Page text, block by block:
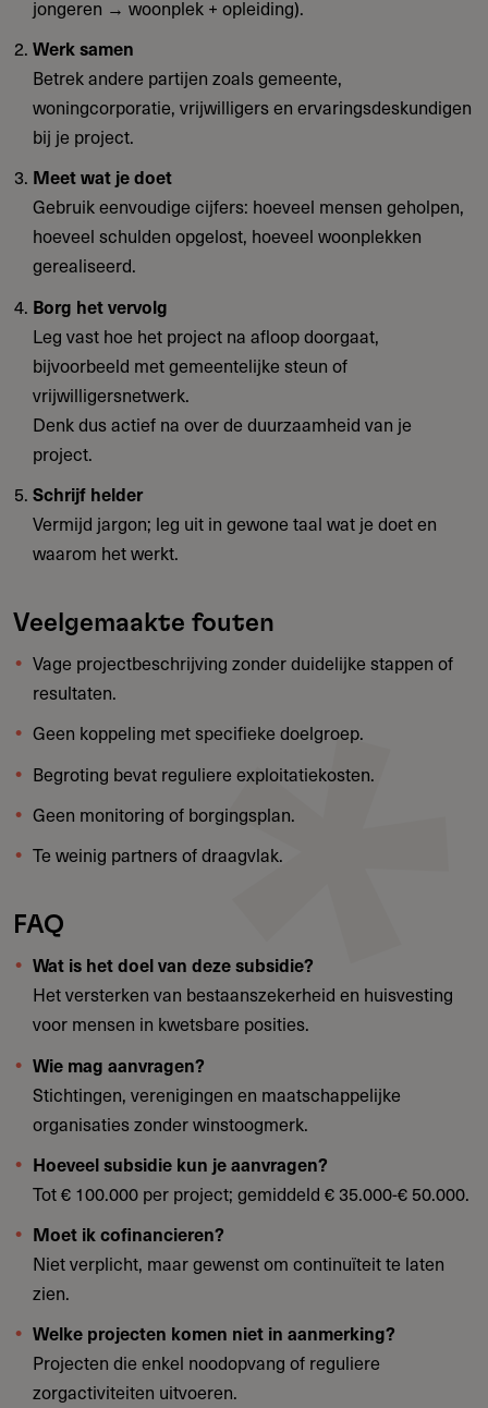
jongeren → woonplek + opleiding).
Werk samen
Betrek andere partijen zoals gemeente,
woningcorporatie, vrijwilligers en ervaringsdeskundigen
bij je project.
Meet wat je doet
Gebruik eenvoudige cijfers: hoeveel mensen geholpen,
hoeveel schulden opgelost, hoeveel woonplekken
gerealiseerd.
Borg het vervolg
Leg vast hoe het project na afloop doorgaat,
bijvoorbeeld met gemeentelijke steun of
vrijwilligersnetwerk.
Denk dus actief na over de duurzaamheid van je
project.
Schrijf helder
Vermijd jargon; leg uit in gewone taal wat je doet en
waarom het werkt.
Veelgemaakte fouten
Vage projectbeschrijving zonder duidelijke stappen of
resultaten.
Geen koppeling met specifieke doelgroep.
Begroting bevat reguliere exploitatiekosten.
Geen monitoring of borgingsplan.
Te weinig partners of draagvlak.
FAQ
Wat is het doel van deze subsidie?
Het versterken van bestaanszekerheid en huisvesting
voor mensen in kwetsbare posities.
Wie mag aanvragen?
Stichtingen, verenigingen en maatschappelijke
organisaties zonder winstoogmerk.
Hoeveel subsidie kun je aanvragen?
Tot € 100.000 per project; gemiddeld € 35.000-€ 50.000.
Moet ik cofinancieren?
Niet verplicht, maar gewenst om continuïteit te laten
zien.
Welke projecten komen niet in aanmerking?
Projecten die enkel noodopvang of reguliere
zorgactiviteiten uitvoeren.